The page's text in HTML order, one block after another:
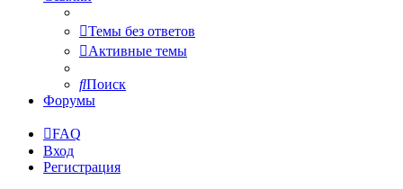
Темы без ответов
Активные темы
Поиск
Форумы
FAQ
Вход
Регистрация